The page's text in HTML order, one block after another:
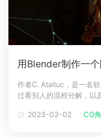
Maya AI渲染方案
Maya AI渲染方案
Maya AI渲染方案
Maya AI渲染方案
Maya AI渲染方案
Maya AI渲染方案
资讯&赛事
渲染百科
渲染大赛
泛CG交流会
渲染百科
渲染大赛
泛CG交流会
渲染百科
渲染大赛
泛CG交流会
渲染百科
渲染大赛
泛CG交流会
渲染百科
渲染大赛
泛CG交流会
渲染百科
渲染大赛
泛CG交流会
特惠专区
教育优惠
教育优惠
教育优惠
教育优惠
教育优惠
教育优惠
关于我们
下载
用Blender制作一
作者C. Atalluc，是一名
过看别人的流程分解，以
一起来看看吧。介绍大家
2023-03-02 CG